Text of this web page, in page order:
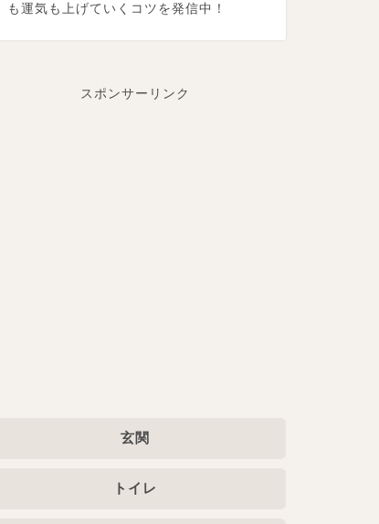
も運気も上げていくコツを発信中！
スポンサーリンク
玄関
トイレ